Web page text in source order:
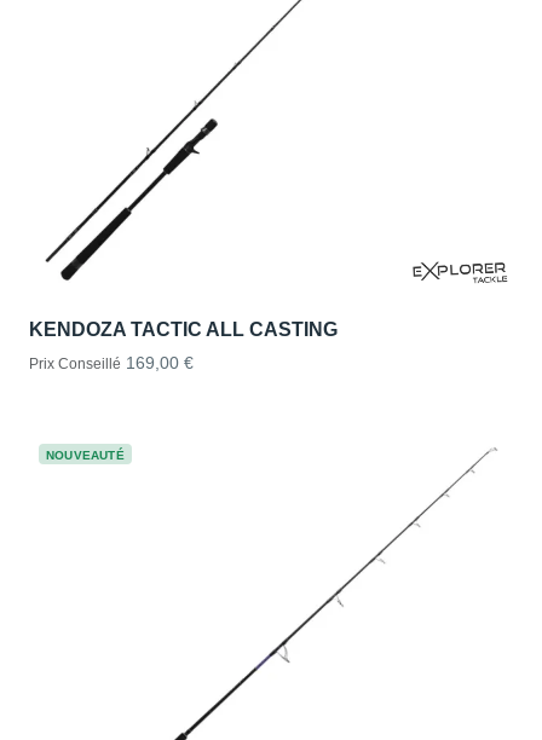
KENDOZA TACTIC ALL CASTING
Prix Conseillé 169,00 €
NOUVEAUTÉ